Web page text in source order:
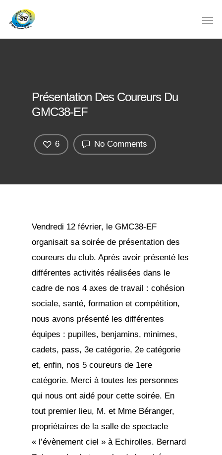
Présentation Des Coureurs Du
GMC38-EF
No Comments
6
Vendredi 12 février, le GMC38-EF
organisait sa soirée de présentation des
coureurs du club. Après avoir présenté les
différentes activités réalisées dans le
cadre de nos 4 axes de travail : cohésion
sociale, santé, formation et compétition,
nous avons présenté les différentes
équipes : pupilles, benjamins, minimes,
cadets, pass, 3e catégorie, 2e catégorie
et, enfin, nos 5 coureurs de 1ere
catégorie. Merci à toutes les personnes
qui nous ont aidé pour cette soirée. En
tout premier lieu, M. et Mme Béranger,
propriétaires de la salle de spectacle
« l’évènement ciel » à Echirolles. Bernard